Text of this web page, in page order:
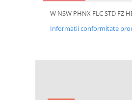
W NSW PHNX FLC STD FZ
Informatii conformitate